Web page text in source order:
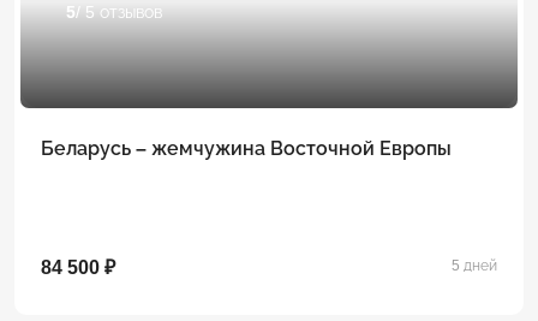
5/ 5 отзывов
Беларусь – жемчужина Восточной Европы
84 500 ₽ 5 дней